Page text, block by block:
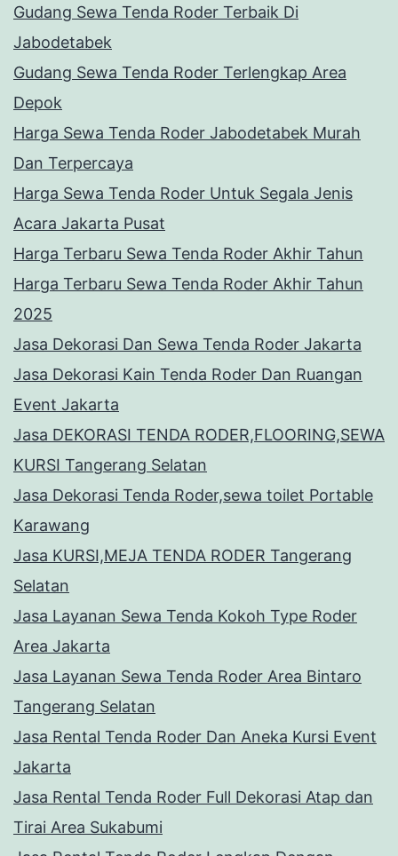
Gudang Sewa Tenda Roder Terbaik Di
Jabodetabek
Gudang Sewa Tenda Roder Terlengkap Area
Depok
Harga Sewa Tenda Roder Jabodetabek Murah
Dan Terpercaya
Harga Sewa Tenda Roder Untuk Segala Jenis
Acara Jakarta Pusat
Harga Terbaru Sewa Tenda Roder Akhir Tahun
Harga Terbaru Sewa Tenda Roder Akhir Tahun
2025
Jasa Dekorasi Dan Sewa Tenda Roder Jakarta
Jasa Dekorasi Kain Tenda Roder Dan Ruangan
Event Jakarta
Jasa DEKORASI TENDA RODER,FLOORING,SEWA
KURSI Tangerang Selatan
Jasa Dekorasi Tenda Roder,sewa toilet Portable
Karawang
Jasa KURSI,MEJA TENDA RODER Tangerang
Selatan
Jasa Layanan Sewa Tenda Kokoh Type Roder
Area Jakarta
Jasa Layanan Sewa Tenda Roder Area Bintaro
Tangerang Selatan
Jasa Rental Tenda Roder Dan Aneka Kursi Event
Jakarta
Jasa Rental Tenda Roder Full Dekorasi Atap dan
Tirai Area Sukabumi